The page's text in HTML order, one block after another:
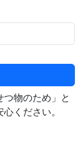
つ物のため」と
ください。